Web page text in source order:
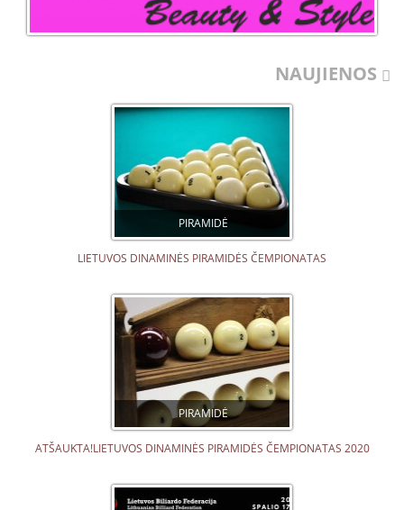
NAUJIENOS
PIRAMIDĖ
LIETUVOS DINAMINĖS PIRAMIDĖS ČEMPIONATAS
PIRAMIDĖ
ATŠAUKTA!LIETUVOS DINAMINĖS PIRAMIDĖS ČEMPIONATAS 2020